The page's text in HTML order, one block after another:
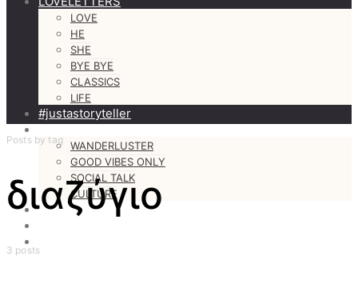
LOVE
HE
SHE
BYE BYE
CLASSICS
LIFE
#justastoryteller
MORE
WANDERLUSTER
GOOD VIBES ONLY
SOCIAL TALK
CULTURE
LOVESTARS
Posts by tag
διαζύγιο
3 posts